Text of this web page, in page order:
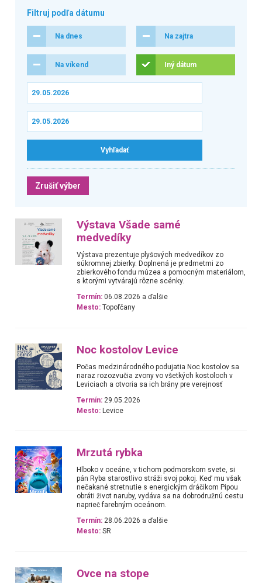
Filtruj podľa dátumu
Na dnes Na zajtra
Na víkend Iný dátum
Zrušiť výber
Výstava Všade samé
medvedíky
Výstava prezentuje plyšových medvedíkov zo
súkromnej zbierky. Doplnená je predmetmi zo
zbierkového fondu múzea a pomocným materiálom,
s ktorými vytvárajú rôzne scénky.
Termín: 06.08.2026 a ďalšie
Mesto: Topoľčany
Noc kostolov Levice
Počas medzinárodného podujatia Noc kostolov sa
naraz rozozvučia zvony vo všetkých kostoloch v
Leviciach a otvoria sa ich brány pre verejnosť
Termín: 29.05.2026
Mesto: Levice
Mrzutá rybka
Hlboko v oceáne, v tichom podmorskom svete, si
pán Ryba starostlivo stráži svoj pokoj. Keď mu však
nečakané stretnutie s energickým dráčikom Pipou
obráti život naruby, vydáva sa na dobrodružnú cestu
naprieč farebným oceánom.
Termín: 28.06.2026 a ďalšie
Mesto: SR
Ovce na stope